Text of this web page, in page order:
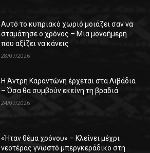
Αυτό το κυπριακό χωριό μοιάζει σαν να
σταμάτησε ο χρόνος – Μια μονοήμερη
που αξίζει να κάνεις
28/07/2026
Η Άντρη Καραντώνη έρχεται στα Λιβάδια
– Όσα θα συμβούν εκείνη τη βραδιά
24/07/2026
«Ήταν θέμα χρόνου» – Κλείνει μέχρι
νεοτέρας γνωστό μπεργκεράδικο στη